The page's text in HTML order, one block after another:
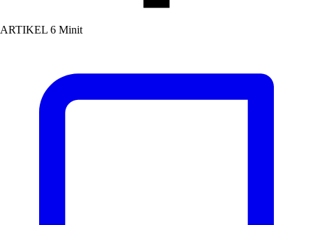
ARTIKEL 6 Minit